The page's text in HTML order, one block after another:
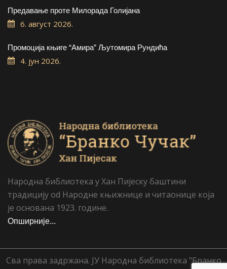
Предавање проте Милорада Голијана
6. август 2026.
Промоција књиге “Амира” Љутомира Рундића
4. јун 2026.
Народна библиотека у Хан Пијеску баштини
традицију od Народне књижнице и читаонице која
је основана 1923. године.
Опширније...
Сва права задржана. ЈУ Народна библиотека "Бранко